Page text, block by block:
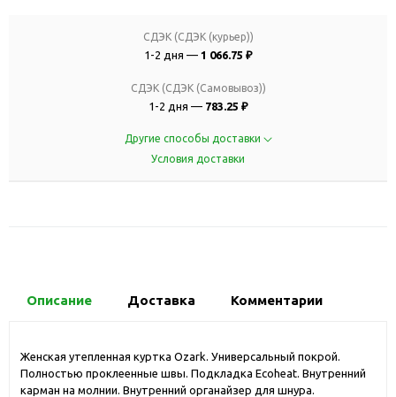
СДЭК (СДЭК (курьер))
1-2 дня — 1 066.75 ₽
СДЭК (СДЭК (Самовывоз))
1-2 дня — 783.25 ₽
Другие способы доставки
Условия доставки
Описание Доставка Комментарии
Женская утепленная куртка Ozark. Универсальный покрой.
Полностью проклеенные швы. Подкладка Ecoheat. Внутренний
карман на молнии. Внутренний органайзер для шнура.